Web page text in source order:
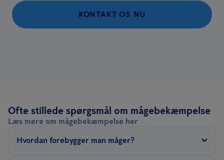
KONTAKT OS NU
Ofte stillede spørgsmål om mågebekæmpelse
Læs mere om mågebekæmpelse her
Hvordan forebygger man måger?